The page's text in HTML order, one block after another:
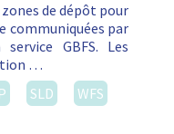
de dépôt pour
communiquées par
GBFS. Les
…
SLD
WFS